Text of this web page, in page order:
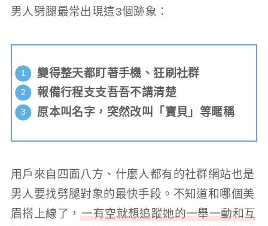
男人劈腿最常出現這3個跡象：
變得整天都盯著手機、狂刷社群
報備行程支支吾吾不講清楚
原本叫名字，突然改叫「寶貝」等暱稱
用戶來自四面八方、什麼人都有的社群網站也是
男人要找劈腿對象的最快手段。不知道和哪個美
眉搭上線了，一有空就想追蹤她的一舉一動和互